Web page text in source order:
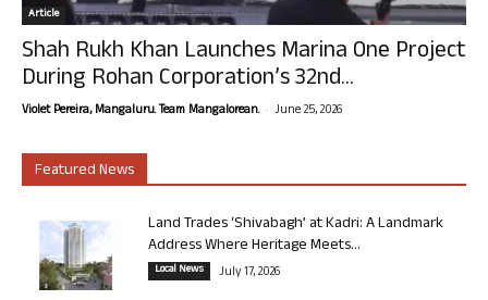
Article
Shah Rukh Khan Launches Marina One Project
During Rohan Corporation’s 32nd...
Violet Pereira, Mangaluru. Team Mangalorean. - June 25, 2026
Featured News
Land Trades ‘Shivabagh’ at Kadri: A Landmark
Address Where Heritage Meets...
Local News July 17, 2026